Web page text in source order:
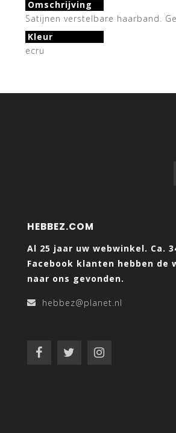
Omschrijving
Satijnen verstelbare haarband.
Kleur
ecru
HEBBEZ.COM
Al 25 jaar uw webwinkel. Ca.
Facebook klanten hebben de
naar ons gevonden.
hebbez@planet.nl